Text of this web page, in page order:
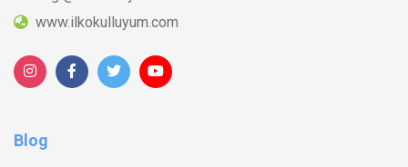
www.ilkokulluyum.com
Blog